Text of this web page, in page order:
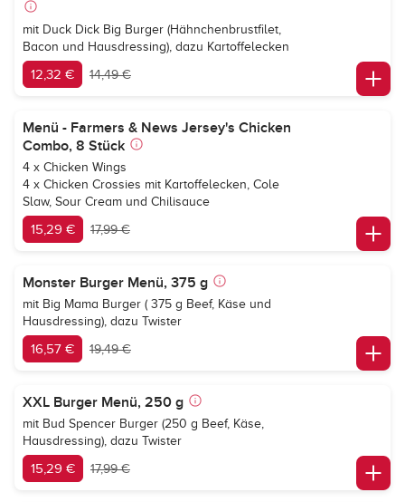
mit Duck Dick Big Burger (Hähnchenbrustfilet,
Bacon und Hausdressing), dazu Kartoffelecken
12,32 € 14,49 €
Menü - Farmers & News Jersey's Chicken
Combo, 8 Stück
4 x Chicken Wings
4 x Chicken Crossies mit Kartoffelecken, Cole
Slaw, Sour Cream und Chilisauce
15,29 € 17,99 €
Monster Burger Menü, 375 g
mit Big Mama Burger ( 375 g Beef, Käse und
Hausdressing), dazu Twister
16,57 € 19,49 €
XXL Burger Menü, 250 g
mit Bud Spencer Burger (250 g Beef, Käse,
Hausdressing), dazu Twister
15,29 € 17,99 €